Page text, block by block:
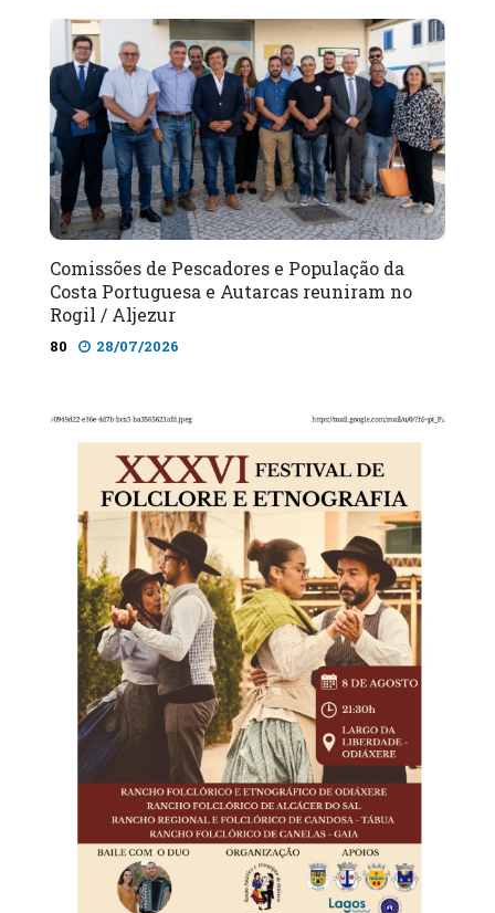
Comissões de Pescadores e População da
Costa Portuguesa e Autarcas reuniram no
Rogil / Aljezur
80 28/07/2026